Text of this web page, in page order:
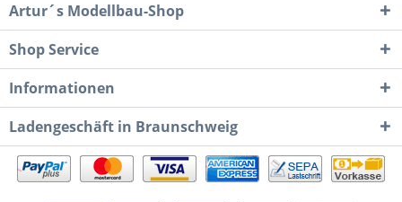
Artur´s Modellbau-Shop
Shop Service
Informationen
Ladengeschäft in Braunschweig